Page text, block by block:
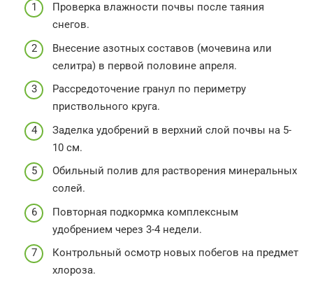
Проверка влажности почвы после таяния
снегов.
Внесение азотных составов (мочевина или
селитра) в первой половине апреля.
Рассредоточение гранул по периметру
приствольного круга.
Заделка удобрений в верхний слой почвы на 5-
10 см.
Обильный полив для растворения минеральных
солей.
Повторная подкормка комплексным
удобрением через 3-4 недели.
Контрольный осмотр новых побегов на предмет
хлороза.